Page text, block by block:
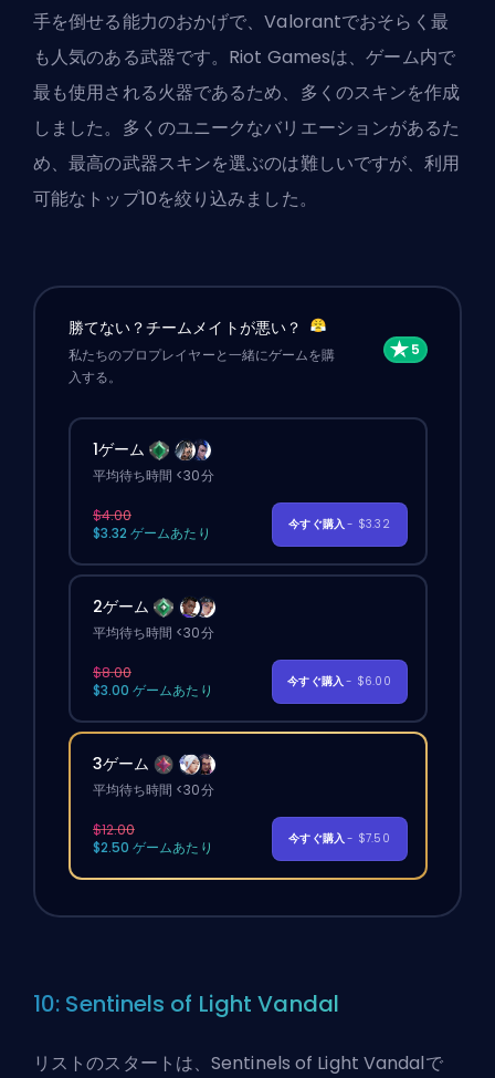
手を倒せる能力のおかげで、Valorantでおそらく最
も人気のある武器です。 Riot Gamesは、ゲーム内で
最も使用される火器であるため、多くのスキンを作成
しました。多くのユニークなバリエーションがあるた
め、最高の武器スキンを選ぶのは難しいですが、利用
可能なトップ10を絞り込みました。
勝てない？チームメイトが悪い？
私たちのプロプレイヤーと一緒にゲームを購
入する。
1ゲーム
平均待ち時間 <30分
$4.00
$3.32 ゲームあたり
今すぐ購入- $3.32
2ゲーム
平均待ち時間 <30分
$8.00
$3.00 ゲームあたり
今すぐ購入- $6.00
3ゲーム
平均待ち時間 <30分
$12.00
$2.50 ゲームあたり
今すぐ購入- $7.50
10: Sentinels of Light Vandal
リストのスタートは、Sentinels of Light Vandalで